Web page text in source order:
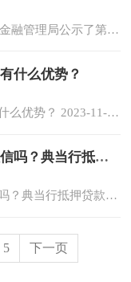
近日，广东省地方金融管理局公示了第一批广东省（不含深圳）典当企业2024年度年审拟定结果。经审核，第一批134家典当企业中，96家拟定为A类企业、36家拟定为B类企业、2家拟定为不通过...
什么优势？
典当行与银行相比，有什么优势？ 2023-11-23 17:53 发布于：安徽省 来源：搜狐 （合肥当铺小杨）典当行也叫当铺或者是抵押店，可能大部分对典当行的认识来源于文学作品或者是影视剧作中。随...
典当行抵押贷款上征信吗？典当行抵押贷款利
典当行抵押贷款上征信吗？典当行抵押贷款利息是多少？2023-05-31 11:42:21来源：产经时报网 典当行抵押贷款上征信吗?答案是不会的,典当行和银行是不同类型的金融机构,在典当行办理业务都...
5 下一页